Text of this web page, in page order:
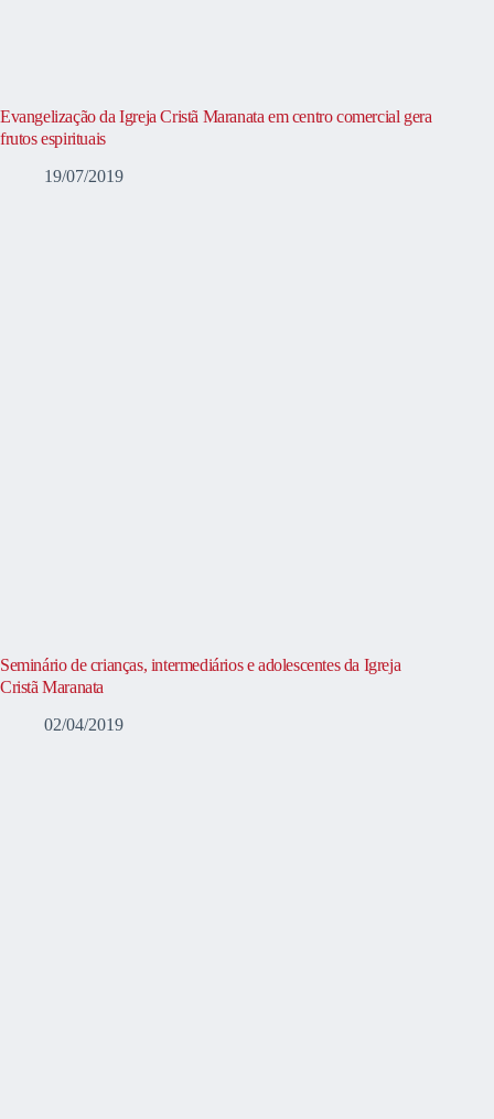
Evangelização da Igreja Cristã Maranata em centro comercial gera
frutos espirituais
19/07/2019
Seminário de crianças, intermediários e adolescentes da Igreja
Cristã Maranata
02/04/2019